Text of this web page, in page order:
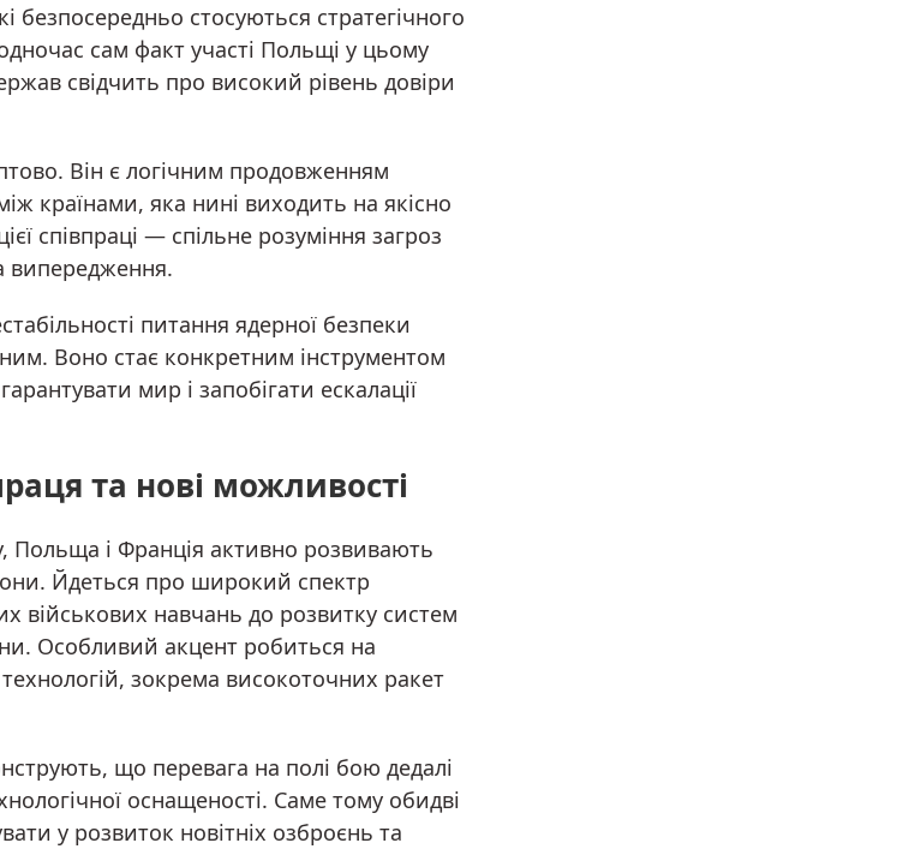
безпосередньо стосуються стратегічного
сам факт участі Польщі у цьому
свідчить про високий рівень довіри
Він є логічним продовженням
країнами, яка нині виходить на якісно
співпраці — спільне розуміння загроз
випередження.
питання ядерної безпеки
Воно стає конкретним інструментом
мир і запобігати ескалації
та нові можливості
Польща і Франція активно розвивають
Йдеться про широкий спектр
військових навчань до розвитку систем
Особливий акцент робиться на
зокрема високоточних ракет
що перевага на полі бою дедалі
оснащеності. Саме тому обидві
у розвиток новітніх озброєнь та